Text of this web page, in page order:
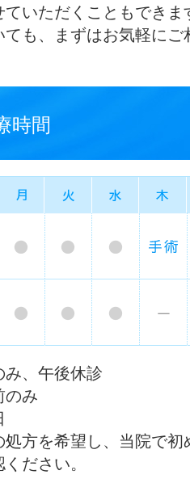
いただくこともできま
ても、まずはお気軽に
時間
、午後休診
のみ
方を希望し、当院で初
ださい。